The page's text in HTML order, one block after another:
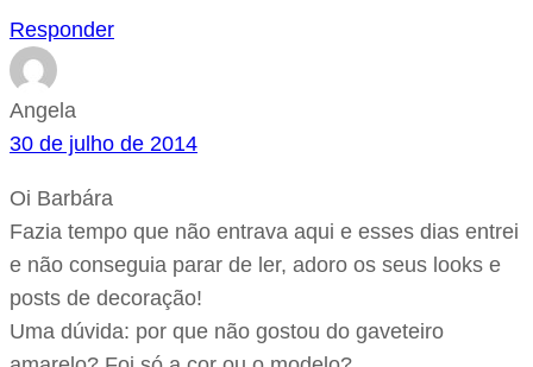
Responder
Angela
30 de julho de 2014
Oi Barbára
Fazia tempo que não entrava aqui e esses dias entrei
e não conseguia parar de ler, adoro os seus looks e
posts de decoração!
Uma dúvida: por que não gostou do gaveteiro